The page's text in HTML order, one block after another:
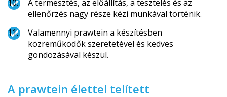
A termesztés, az előállítás, a tesztelés és az
ellenőrzés nagy része kézi munkával történik.
Valamennyi prawtein a készítésben
közreműködők szeretetével és kedves
gondozásával készül.
A prawtein élettel telített